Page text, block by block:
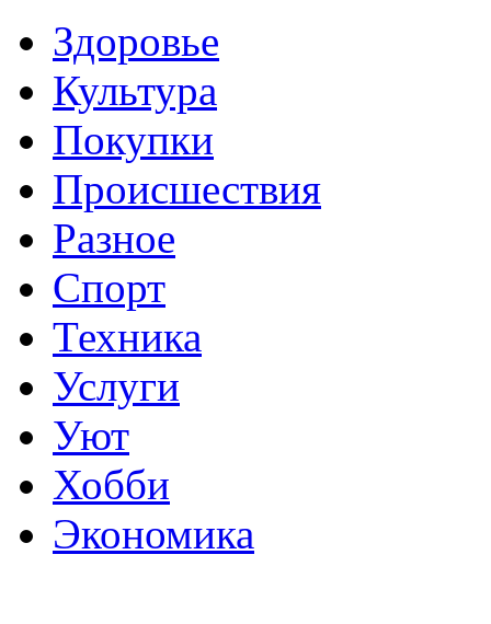
Здоровье
Культура
Покупки
Происшествия
Разное
Спорт
Техника
Услуги
Уют
Хобби
Экономика